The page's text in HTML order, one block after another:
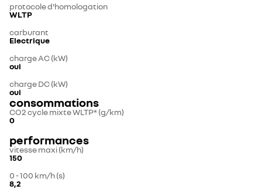
protocole d'homologation
WLTP
carburant
Electrique
charge AC (kW)
oui
charge DC (kW)
oui
consommations
CO2 cycle mixte WLTP* (g/km)
0
performances
vitesse maxi (km/h)
150
0 - 100 km/h (s)
8,2